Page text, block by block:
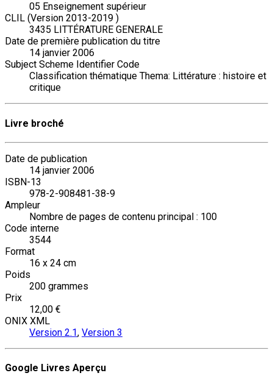
05 Enseignement supérieur
CLIL (Version 2013-2019 )
3435 LITTÉRATURE GENERALE
Date de première publication du titre
14 janvier 2006
Subject Scheme Identifier Code
Classification thématique Thema: Littérature : histoire et
critique
Livre broché
Date de publication
14 janvier 2006
ISBN-13
978-2-908481-38-9
Ampleur
Nombre de pages de contenu principal : 100
Code interne
3544
Format
16 x 24 cm
Poids
200 grammes
Prix
12,00 €
ONIX XML
Version 2.1, Version 3
Google Livres Aperçu